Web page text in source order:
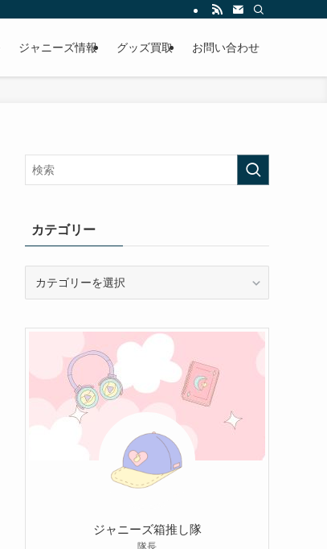
ジャニーズ情報 グッズ買取 お問い合わせ
カテゴリー
リ
ジャニーズ箱推し隊
隊長